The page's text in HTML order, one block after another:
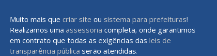
Muito mais que criar site ou sistema para prefeituras!
Realizamos uma assessoria completa, onde garantimos
em contrato que todas as exigências das leis de
transparência pública serão atendidas.